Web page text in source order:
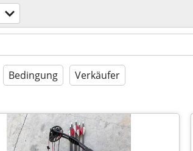
Bedingung Verkäufer